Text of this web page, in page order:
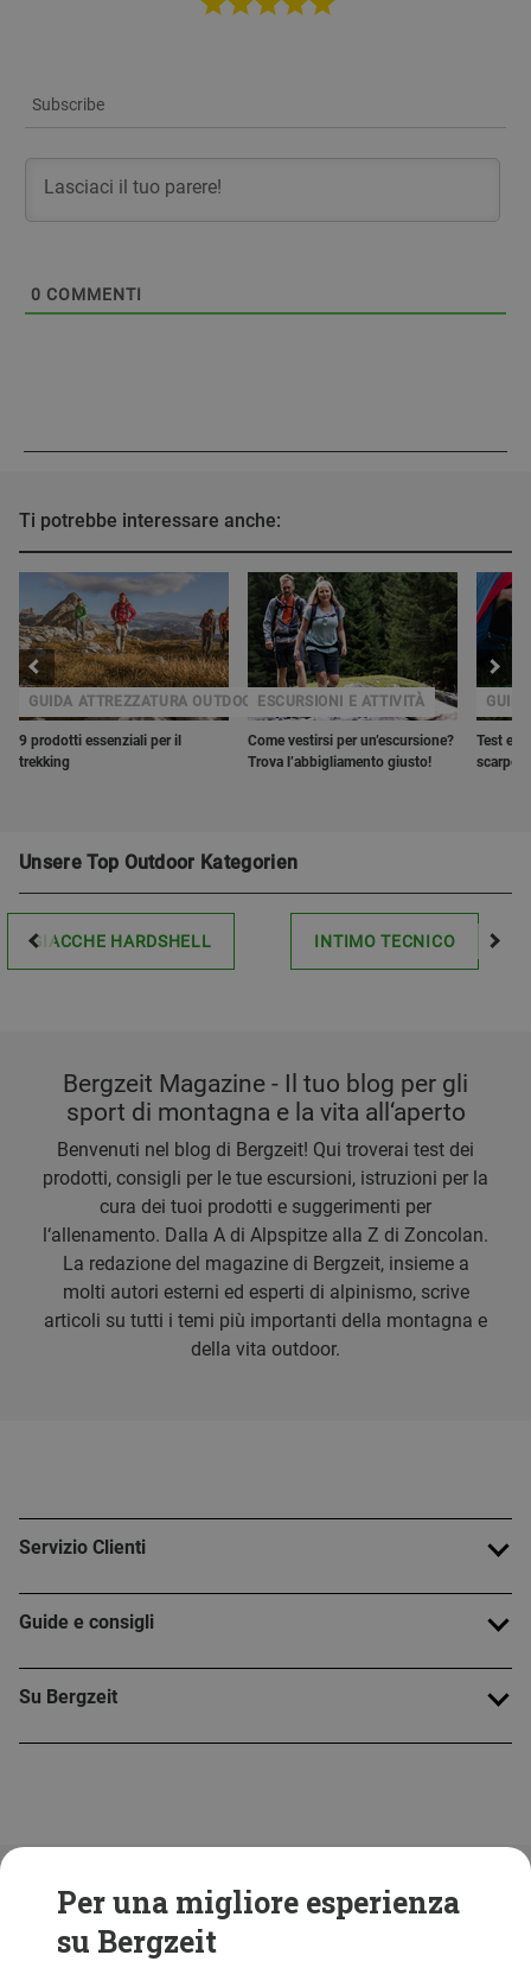
Per una migliore esperienza
su Bergzeit
Subscribe
0 COMMENTI
Ti potrebbe interessare anche:
9 prodotti essenziali per il
trekking
GUIDA ATTREZZATURA OUTDOOR
Come vestirsi per un’escursione?
Trova l’abbigliamento giusto!
ESCURSIONI E ATTIVITÀ
Test e
scarpe
Unsere Top Outdoor Kategorien
GIACCHE HARDSHELL INTIMO TECNICO
Bergzeit Magazine - Il tuo blog per gli
sport di montagna e la vita all‘aperto
Benvenuti nel blog di Bergzeit! Qui troverai test dei
prodotti, consigli per le tue escursioni, istruzioni per la
cura dei tuoi prodotti e suggerimenti per
l‘allenamento. Dalla A di Alpspitze alla Z di Zoncolan.
La redazione del magazine di Bergzeit, insieme a
molti autori esterni ed esperti di alpinismo, scrive
articoli su tutti i temi più importanti della montagna e
della vita outdoor.
Servizio Clienti
Guide e consigli
Su Bergzeit